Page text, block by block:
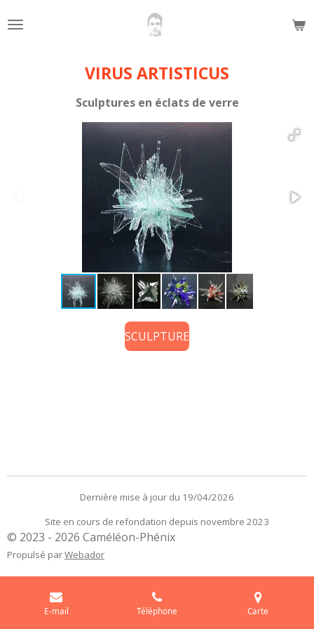
au
VIRUS ARTISTICUS
Sculptures en éclats de verre
SCULPTURE
Dernière mise à jour du 19/04/2026
Site en cours de refondation depuis novembre 2023
© 2023 - 2026 Caméléon-Phénix
Propulsé parWebador
E-mail Téléphone Carte